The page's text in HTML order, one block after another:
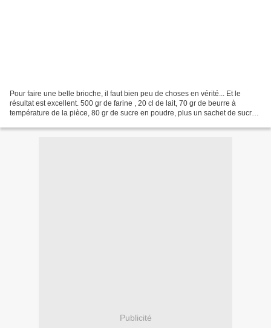
Pour faire une belle brioche, il faut bien peu de choses en vérité... Et le
résultat est excellent. 500 gr de farine , 20 cl de lait, 70 gr de beurre à
température de la pièce, 80 gr de sucre en poudre, plus un sachet de sucre
Publicité